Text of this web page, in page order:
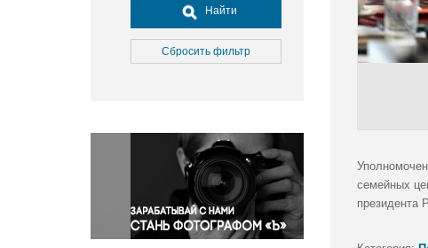
Досуг, туризм и отдых
Культура
Медицина
Окружающая среда
Политика
Правосудие
Происшествия и конфликты
Религия
Найти
Сбросить фильтр
семейных
президента